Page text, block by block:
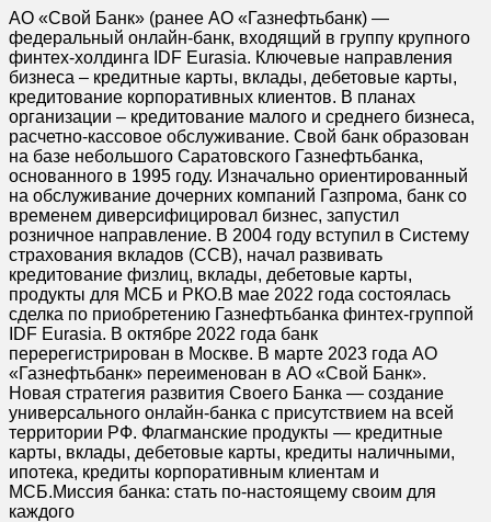
АО «Свой Банк» (ранее АО «Газнефтьбанк) —
федеральный онлайн-банк, входящий в группу крупного
финтех-холдинга IDF Eurasia. Ключевые направления
бизнеса – кредитные карты, вклады, дебетовые карты,
кредитование корпоративных клиентов. В планах
организации – кредитование малого и среднего бизнеса,
расчетно-кассовое обслуживание. Свой банк образован
на базе небольшого Саратовского Газнефтьбанка,
основанного в 1995 году. Изначально ориентированный
на обслуживание дочерних компаний Газпрома, банк со
временем диверсифицировал бизнес, запустил
розничное направление. В 2004 году вступил в Систему
страхования вкладов (ССВ), начал развивать
кредитование физлиц, вклады, дебетовые карты,
продукты для МСБ и РКО.В мае 2022 года состоялась
сделка по приобретению Газнефтьбанка финтех-группой
IDF Eurasia. В октябре 2022 года банк
перерегистрирован в Москве. В марте 2023 года АО
«Газнефтьбанк» переименован в АО «Свой Банк».
Новая стратегия развития Своего Банка — создание
универсального онлайн-банка с присутствием на всей
территории РФ. Флагманские продукты — кредитные
карты, вклады, дебетовые карты, кредиты наличными,
ипотека, кредиты корпоративным клиентам и
МСБ.Миссия банка: стать по-настоящему своим для
каждого